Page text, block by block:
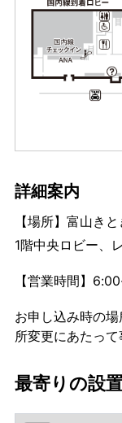
詳細案内
【場所】富山き
1階中央ロビー、
【営業時間】
お申し込み時の
所変更にあたって
最寄りの設